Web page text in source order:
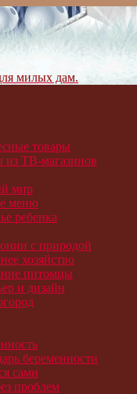
милых дам.
товары
из ТВ-магазинов
мир
меню
ребенка
с природой
хозяйство
питомцы
и дизайн
беременности
сами
проблем